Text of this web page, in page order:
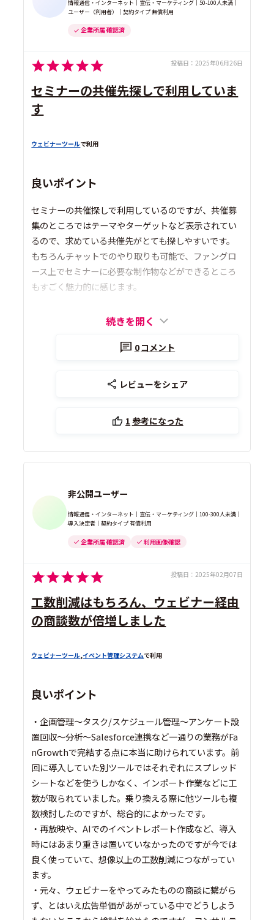
情報通信・インターネット｜宣伝・マーケティング｜50-100人未満｜
ユーザー（利用者）｜契約タイプ 無償利用
企業所属 確認済
投稿日： 2025年06月26日
セミナーの共催先探しで利用していま
す
ウェビナーツールで利用
良いポイント
セミナーの共催探しで利用しているのですが、共催募
集のところではテーマやターゲットなど表示されてい
るので、求めている共催先がとても探しやすいです。
もちろんチャットでのやり取りも可能で、ファングロ
ース上でセミナーに必要な制作物などができるところ
もすごく魅力的に感じます。
続きを開く
0コメント
レビューをシェア
1 参考になった
非公開ユーザー
情報通信・インターネット｜宣伝・マーケティング｜100-300人未満｜
導入決定者｜契約タイプ 有償利用
企業所属 確認済 利用画像確認
投稿日： 2025年02月07日
工数削減はもちろん、ウェビナー経由
の商談数が倍増しました
ウェビナーツール,イベント管理システムで利用
良いポイント
・企画管理〜タスク/スケジュール管理〜アンケート設
置回収〜分析〜Salesforce連携など一通りの業務がFa
nGrowthで完結する点に本当に助けられています。前
回に導入していた別ツールではそれぞれにスプレッド
シートなどを使うしかなく、インポート作業などに工
数が取られていました。乗り換える際に他ツールも複
数検討したのですが、総合的によかったです。
・再放映や、AIでのイベントレポート作成など、導入
時にはあまり重きは置いていなかったのですが今では
良く使っていて、想像以上の工数削減につながってい
ます。
・元々、ウェビナーをやってみたものの商談に繋がら
ず、とはいえ広告単価があがっている中でどうしよう